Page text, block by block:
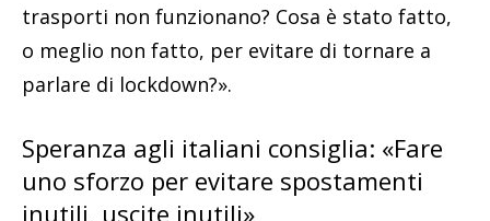
trasporti non funzionano? Cosa è stato fatto,
o meglio non fatto, per evitare di tornare a
parlare di lockdown?».
Speranza agli italiani consiglia: «Fare
uno sforzo per evitare spostamenti
inutili, uscite inutili»